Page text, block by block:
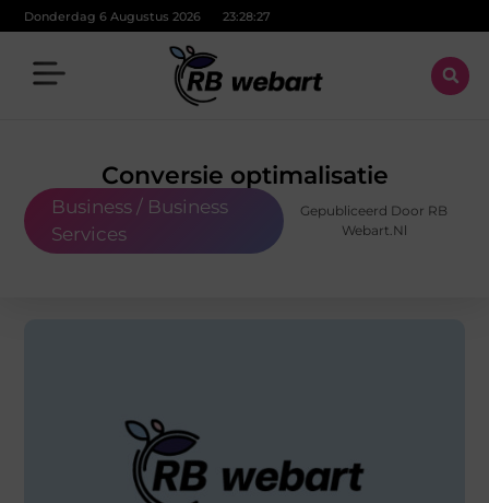
Donderdag 6 Augustus 2026 23:28:28
Conversie optimalisatie
Business / Business
Services
Gepubliceerd Door RB
Webart.nl